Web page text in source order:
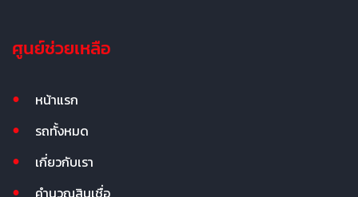
ศูนย์ช่วยเหลือ
หน้าแรก
รถทั้งหมด
เกี่ยวกับเรา